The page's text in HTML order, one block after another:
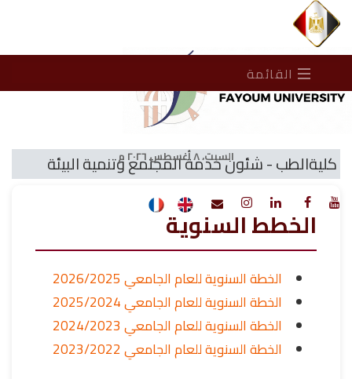
السبت، ٨ أغسطس ٢٠٢٦ م
القائمة
كليةالطب - شئون خدمة المجتمع وتنمية البيئة
الخطط السنوية
الخطة السنوية للعام الجامعي 2026/2025
الخطة السنوية للعام الجامعي 2025/2024
الخطة السنوية للعام الجامعي 2024/2023
الخطة السنوية للعام الجامعي 2023/2022